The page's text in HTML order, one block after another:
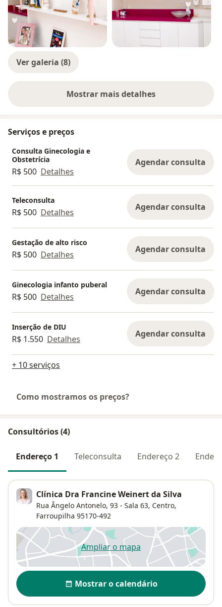
Ver galeria (8)
Mostrar mais detalhes
sobre a experiência
Serviços e preços
Consulta Ginecologia e
Obstetrícia
R$ 500 Detalhes
Agendar consulta
Teleconsulta
R$ 500 Detalhes Agendar consulta
Gestação de alto risco
R$ 500 Detalhes Agendar consulta
Ginecologia infanto puberal
R$ 500 Detalhes Agendar consulta
Inserção de DIU
R$ 1.550 Detalhes Agendar consulta
+ 10 serviços
Como mostramos os preços?
Consultórios (4)
Endereço 1 Teleconsulta Endereço 2
Clínica Dra Francine Weinert da Silva
Rua Ângelo Antonelo, 93 - Sala 63, Centro,
Farroupilha 95170-492
Ampliar o mapaabre num novo separador
Disponibilidade
Mostrar o calendário